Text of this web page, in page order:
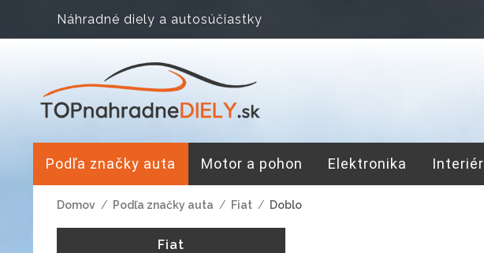
Náhradné diely a autosúčiastky
Podľa značky auta Motor a pohon Elektronika Interiér
Domov / Podľa značky auta / Fiat / Doblo
Fiat